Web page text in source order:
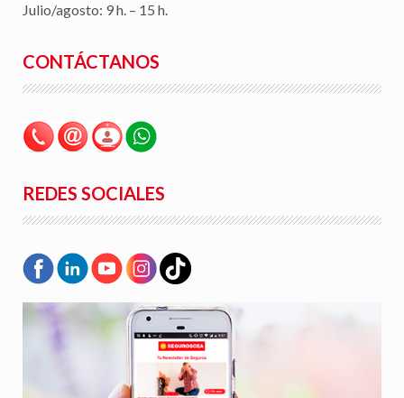
Julio/agosto: 9 h. – 15 h.
CONTÁCTANOS
REDES SOCIALES